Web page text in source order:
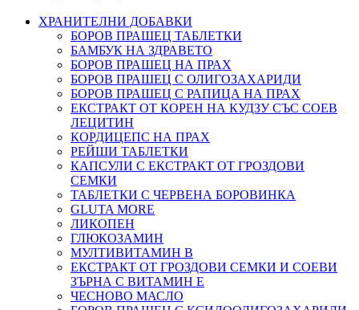
ХРАНИТЕЛНИ ДОБАВКИ
БОРОВ ПРАШЕЦ ТАБЛЕТКИ
БАМБУК НА ЗДРАВЕТО
БОРОВ ПРАШЕЦ НА ПРАХ
БОРОВ ПРАШЕЦ С ОЛИГОЗАХАРИДИ
БОРОВ ПРАШЕЦ С РАПИЦА НА ПРАХ
ЕКСТРАКТ ОТ КОРЕН НА КУДЗУ СЪС СОЕВ
ЛЕЦИТИН
КОРДИЦЕПС НА ПРАХ
РЕЙШИ ТАБЛЕТКИ
КАПСУЛИ С ЕКСТРАКТ ОТ ГРОЗДОВИ
СЕМКИ
ТАБЛЕТКИ С ЧЕРВЕНА БОРОВИНКА
GLUTA MORE
ЛИКОПЕН
ГЛЮКОЗАМИН
МУЛТИВИТАМИН B
ЕКСТРАКТ ОТ ГРОЗДОВИ СЕМКИ И СОЕВИ
ЗЪРНА С ВИТАМИН Е
ЧЕСНОВО МАСЛО